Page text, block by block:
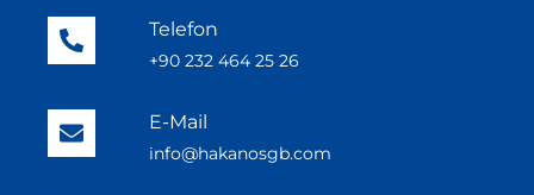
Telefon
+90 232 464 25 26
E-Mail
info@hakanosgb.com